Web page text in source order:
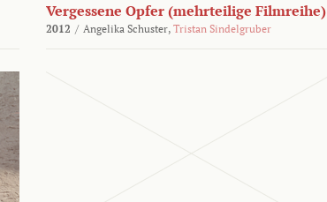
Vergessene Opfer (mehrteilige Filmreihe)
2012 / Angelika Schuster, Tristan Sindelgruber